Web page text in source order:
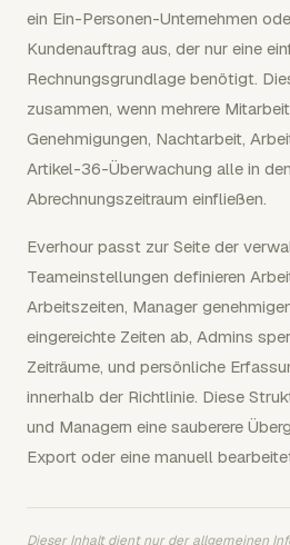
ein Ein-Personen-Unternehmen
Kundenauftrag aus, der nur eine
Rechnungsgrundlage benötigt.
zusammen, wenn mehrere
Genehmigungen, Nachtarbeit,
Artikel-36-Überwachung alle in
Abrechnungszeitraum einfließen.
Everhour passt zur Seite der
Teameinstellungen definieren
Arbeitszeiten, Manager
eingereichte Zeiten ab, Admins
Zeiträume, und persönliche
innerhalb der Richtlinie. Diese
und Managern eine sauberere
Export oder eine manuell
Dieser Inhalt dient nur der allgemeinen